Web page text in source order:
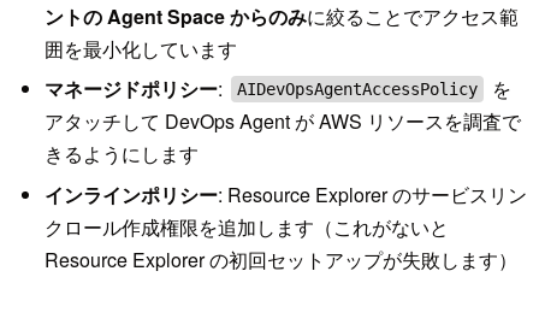
ントの Agent Space からのみに絞ることでアクセス範
囲を最小化しています
マネージドポリシー: AIDevOpsAgentAccessPolicy
を
アタッチして DevOps Agent が AWS リソースを調査で
きるようにします
インラインポリシー: Resource Explorer のサービスリン
クロール作成権限を追加します（これがないと
Resource Explorer の初回セットアップが失敗します）